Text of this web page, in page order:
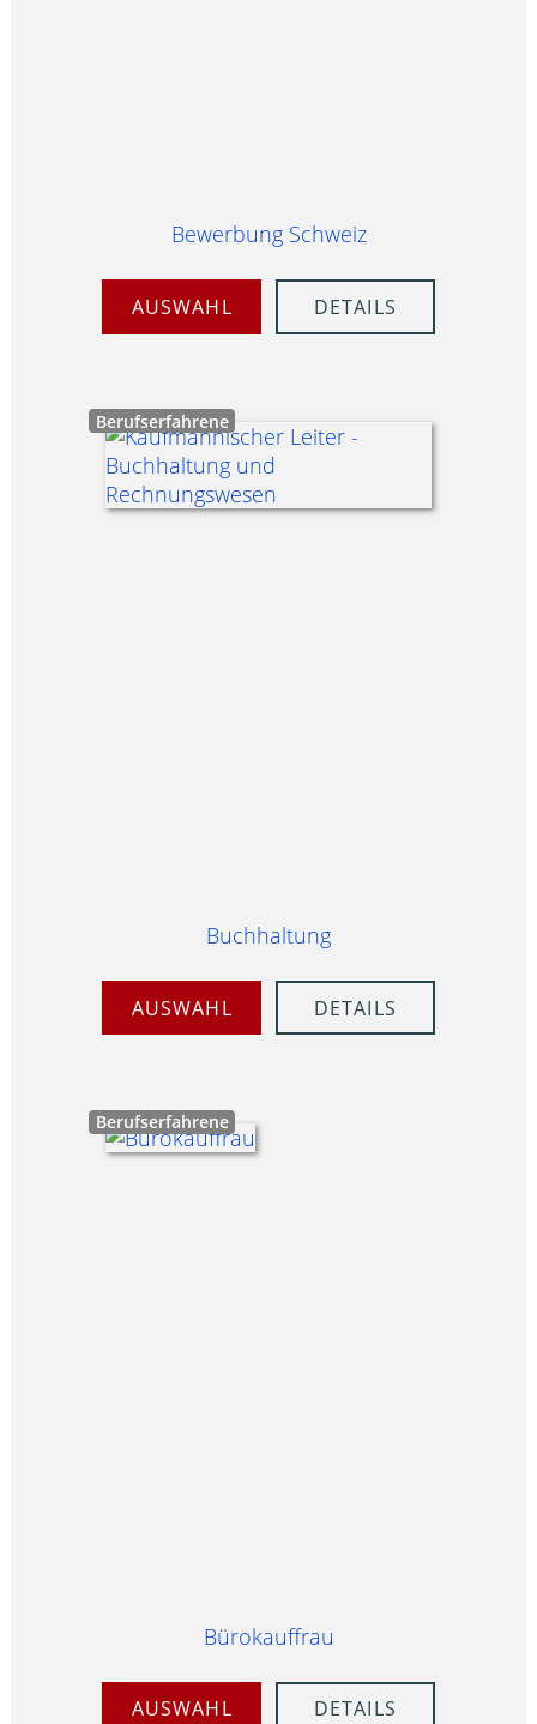
Bewerbung Schweiz
AUSWAHL DETAILS
Berufserfahrene
Buchhaltung
AUSWAHL DETAILS
Berufserfahrene
Bürokauffrau
AUSWAHL DETAILS